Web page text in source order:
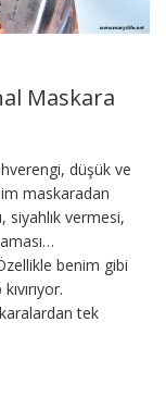
Maskara
düşük ve
maskaradan
siyahlık vermesi,
benim gibi
tek